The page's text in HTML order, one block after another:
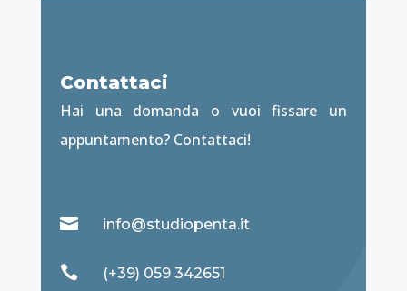
Contattaci
Hai una domanda o vuoi fissare un
appuntamento? Contattaci!
 info@studiopenta.it
 (+39) 059 342651